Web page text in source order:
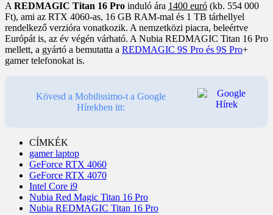
A REDMAGIC Titan 16 Pro induló ára 1400 euró (kb. 554 000
Ft), ami az RTX 4060-as, 16 GB RAM-mal és 1 TB tárhellyel
rendelkező verzióra vonatkozik. A nemzetközi piacra, beleértve
Európát is, az év végén várható. A Nubia REDMAGIC Titan 16 Pro
mellett, a gyártó a bemutatta a REDMAGIC 9S Pro és 9S Pro+
gamer telefonokat is.
Kövesd a Mobilissimo-t a Google
Hírekben itt:
CÍMKÉK
gamer laptop
GeForce RTX 4060
GeForce RTX 4070
Intel Core i9
Nubia Red Magic Titan 16 Pro
Nubia REDMAGIC Titan 16 Pro